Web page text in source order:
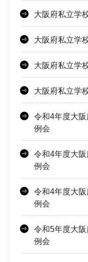
大阪府私立学
大阪府私立学
大阪府私立学
大阪府私立学
令和4年度大
例会
令和4年度大
例会
令和4年度大
例会
令和5年度大
例会